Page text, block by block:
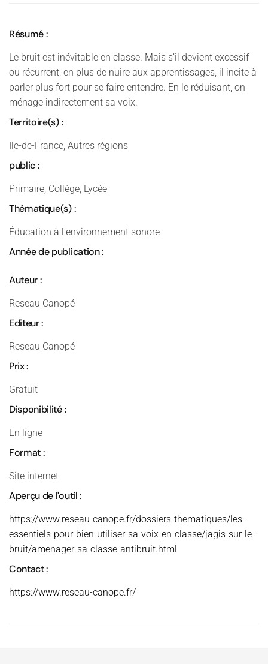
Résumé :
Le bruit est inévitable en classe. Mais s’il devient excessif
ou récurrent, en plus de nuire aux apprentissages, il incite à
parler plus fort pour se faire entendre. En le réduisant, on
ménage indirectement sa voix.
Territoire(s) :
Ile-de-France, Autres régions
public :
Primaire, Collège, Lycée
Thématique(s) :
Éducation à l'environnement sonore
Année de publication :
Auteur :
Reseau Canopé
Editeur :
Reseau Canopé
Prix :
Gratuit
Disponibilité :
En ligne
Format :
Site internet
Aperçu de l'outil :
https://www.reseau-canope.fr/dossiers-thematiques/les-
essentiels-pour-bien-utiliser-sa-voix-en-classe/jagis-sur-le-
bruit/amenager-sa-classe-antibruit.html
Contact :
https://www.reseau-canope.fr/